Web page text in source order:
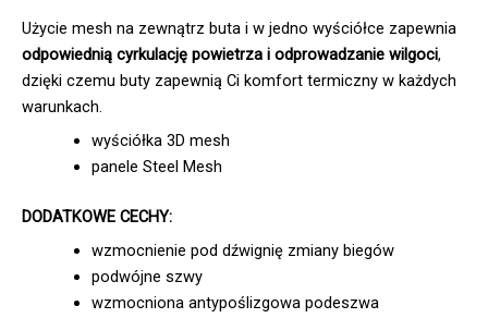
Użycie mesh na zewnątrz buta i w jedno wyściółce zapewnia
odpowiednią cyrkulację powietrza i odprowadzanie wilgoci,
dzięki czemu buty zapewnią Ci komfort termiczny w każdych
warunkach.
wyściółka 3D mesh
panele Steel Mesh
DODATKOWE CECHY:
wzmocnienie pod dźwignię zmiany biegów
podwójne szwy
wzmocniona antypoślizgowa podeszwa